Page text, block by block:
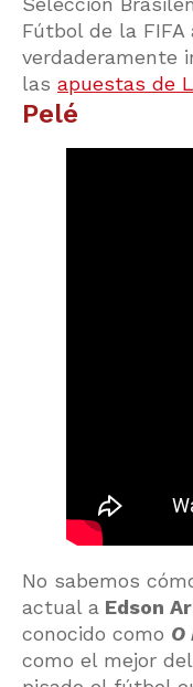
Fútbol de la
verdaderamente
las apuestas de
Pelé
No sabemos
actual a Edson
conocido como O
como el mejor